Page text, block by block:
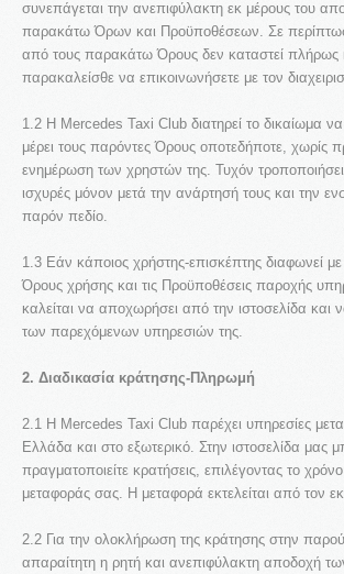
ΤΑ ΝΕΑ ΜΑΣ
Στα πλαίσια της συνεχούς αναβάθμισης των ...
LOGIN
Όνομα Χρήστη
Remember me
συνεπάγεται την ανεπιφύλακτη εκ μέρους του
παρακάτω Όρων και Προϋποθέσεων. Σε
από τους παρακάτω Όρους δεν καταστεί πλήρως
παρακαλείσθε να επικοινωνήσετε με τον
1.2 H Mercedes Taxi Club διατηρεί το δικαίωμα
μέρει τους παρόντες Όρους οποτεδήποτε, χωρίς
ενημέρωση των χρηστών της. Τυχόν
ισχυρές μόνον μετά την ανάρτησή τους και την
παρόν πεδίο.
1.3 Εάν κάποιος χρήστης-επισκέπτης διαφωνεί
Όρους χρήσης και τις Προϋποθέσεις παροχής
καλείται να αποχωρήσει από την ιστοσελίδα και
των παρεχόμενων υπηρεσιών της.
2. Διαδικασία κράτησης-Πληρωμή
2.1 Η Mercedes Taxi Club παρέχει υπηρεσίες
Ελλάδα και στο εξωτερικό. Στην ιστοσελίδα μας
πραγματοποιείτε κρατήσεις, επιλέγοντας το
μεταφοράς σας. Η μεταφορά εκτελείται από τον
2.2 Για την ολοκλήρωση της κράτησης στην
απαραίτητη η ρητή και ανεπιφύλακτη αποδοχή